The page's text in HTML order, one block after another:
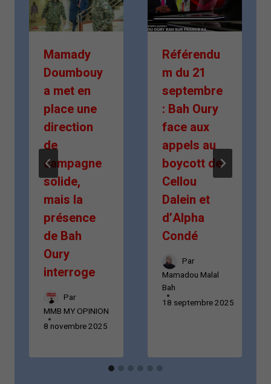
Mamady
Doumbouy
a met en
place une
direction
de
campagne
solide,
mais la
présence
de Bah
Oury
interroge
Par
MMB MY OPINION
8 novembre 2025
Référendu
m du 21
septembre
: Bah Oury
face aux
appels au
boycott de
Cellou
Dalein et
d’Alpha
Condé
Par
Mamadou Malal
Bah
18 septembre 2025